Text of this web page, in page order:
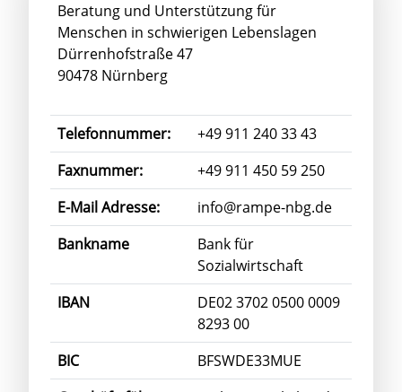
Beratung und Unterstützung für
Menschen in schwierigen Lebenslagen
Dürrenhofstraße 47
90478 Nürnberg
Telefonnummer:
+49 911 240 33 43
Faxnummer:
+49 911 450 59 250
E-Mail Adresse:
info@rampe-nbg.de
Bankname
Bank für
Sozialwirtschaft
IBAN
DE02 3702 0500 0009
8293 00
BIC
BFSWDE33MUE